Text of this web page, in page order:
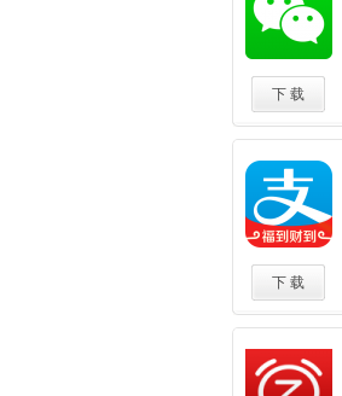
下 载
98450131
下 载